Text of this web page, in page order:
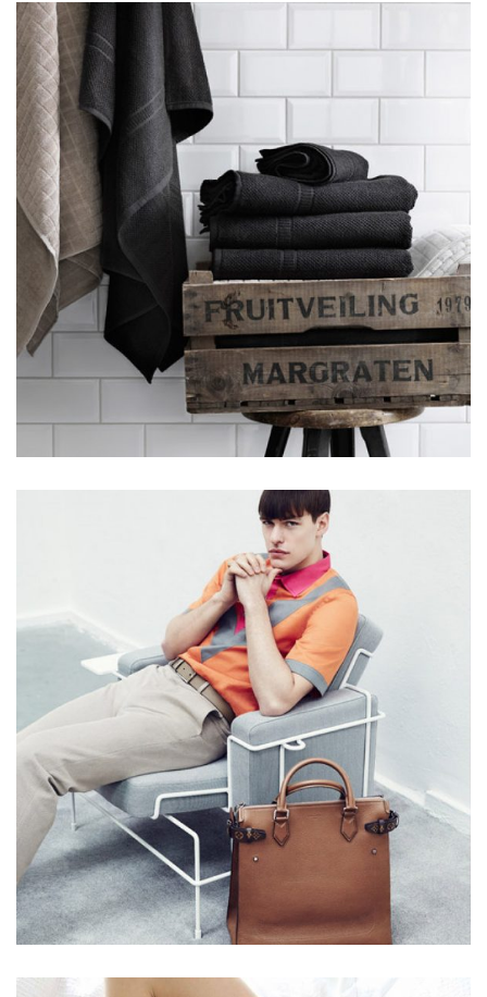
Vovi design
Lorem is pump dolor sit
Man fashion
Lorem is pump dolor sit